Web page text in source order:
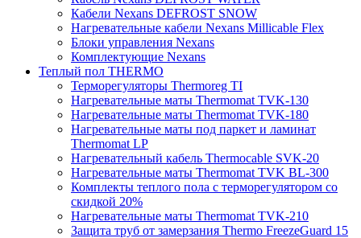
Кабели Nexans DEFROST SNOW
Нагревательные кабели Nexans Millicable Flex
Блоки управления Nexans
Комплектующие Nexans
Теплый пол THERMO
Терморегуляторы Thermoreg TI
Нагревательные маты Thermomat TVK-130
Нагревательные маты Thermomat TVK-180
Нагревательные маты под паркет и ламинат
Thermomat LP
Нагревательный кабель Thermocable SVK-20
Нагревательные маты Thermomat TVK BL-300
Комплекты теплого пола с терморегулятором со
скидкой 20%
Нагревательные маты Thermomat TVK-210
Защита труб от замерзания Thermo FreezeGuard 15